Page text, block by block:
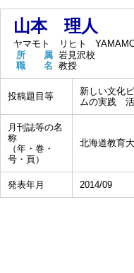
山本 理人
ヤマモト リヒト
所 属 岩見沢校
職 名 教授
投稿題目等
新しい文化
ムの実践
月刊誌等の名
称
（年・巻・
号・頁）
北海道教育
発表年月 2014/09